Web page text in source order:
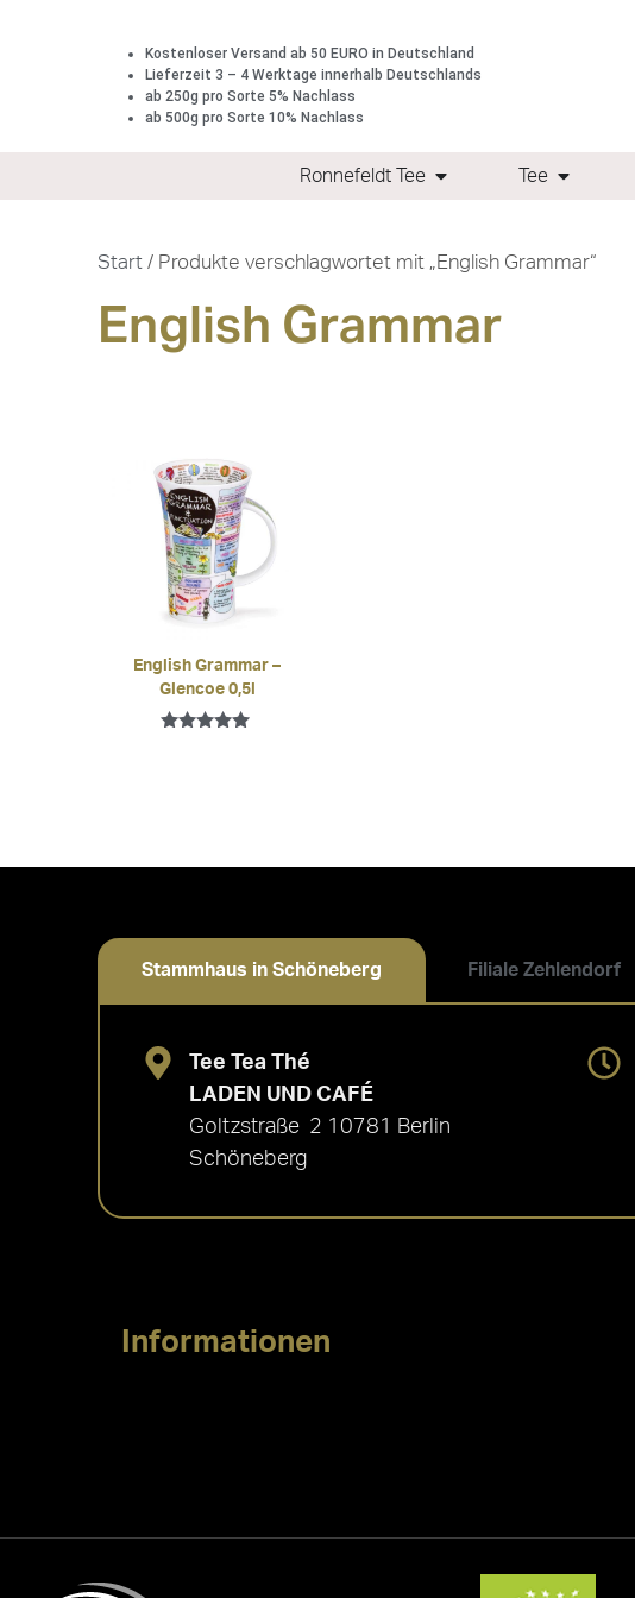
Kostenloser Versand ab 50 EURO in Deutschland
Lieferzeit 3 – 4 Werktage innerhalb Deutschlands
ab 250g pro Sorte 5% Nachlass
ab 500g pro Sorte 10% Nachlass
Ronnefeldt Tee Tee
Start / Produkte verschlagwortet mit „English Grammar“
English Grammar
English Grammar –
Glencoe 0,5l
Stammhaus in Schöneberg Filiale Zehlendorf
Tee Tea Thé
LADEN UND CAFÉ
Goltzstraße 2 10781 Berlin
Schöneberg
Informationen